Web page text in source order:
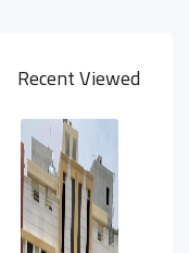
Recent Viewed